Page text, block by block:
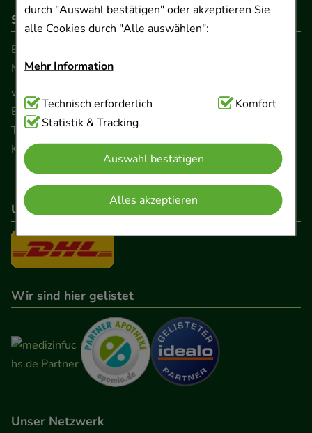
durch "Auswahl bestätigen" oder akzeptieren Sie
alle Cookies durch "Alle auswählen":
Mehr Information
Technisch Notwendig:Hierbei handelt es sich um
Cookies, die für die Grundfunktionen unserer
Website notwendig sind (z.B. Navigation,
Warenkorb, Kundenkonto), weshalb auf diese nicht
verzichtet werden kann.
Komfort:Diese Cookies werden genutzt um das
Einkaufserlebnis noch ansprechender zu gestalten,
beispielsweise für die Wiedererkennung des
Verhaltensweisen (z.B. Spracheinstellung)
anzupassen. Komfort-Cookies ermöglichen es uns
auch auf Ihre Bedürfnisse zugeschrittene Inhalte
anzuzeigen und unser Partnerprogramm zu
betreiben.
Informationen über die Art und Weise der Nutzung
Technisch erforderlich
Komfort
Statistik & Tracking
Auswahl bestätigen
Alles akzeptieren
So erreichen Sie uns
Beratung und Kundenservice:
Montag - Freitag von 9.00 bis 17.00 Uhr
www.ApoSalis.de
info@ApoSalis.de
Ernst-August-Platz 2 · 30159 Hannover
Telefon 0511 89 71 80 0 · Fax 0511 89 71 80 11
Kontaktformular
Unser Versanddienstleister
Wir sind hier gelistet
Unser Netzwerk